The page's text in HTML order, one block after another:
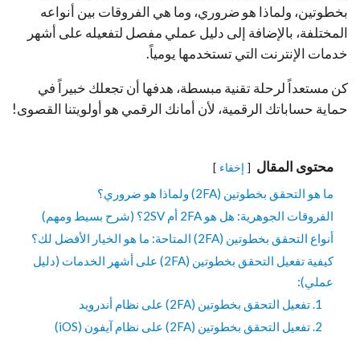
بخطوتين، ولماذا هو ضروري، وما هي الفروقات بين أنواعه
المختلفة، بالإضافة إلى دليل عملي مفصل لتفعيله على أشهر
خدمات الإنترنت التي تستخدمها يومياً.
كن مستعداً لرحلة تقنية مبسطة، هدفها أن تجعلك خبيراً في
حماية حساباتك الرقمية، لأن أمانك الرقمي هو أولويتنا القصوى!
محتوى المقال إخفاء
ما هو التحقق بخطوتين (2FA) ولماذا هو ضروري؟
الفروقات الجوهرية: هل هو 2FA أم 2SV؟ (شرح بسيط ومهم)
أنواع التحقق بخطوتين (2FA) المتاحة: ما هو الخيار الأفضل لك؟
كيفية تفعيل التحقق بخطوتين (2FA) على أشهر الخدمات (دليل
عملي):
1. تفعيل التحقق بخطوتين (2FA) على نظام أندرويد
2. تفعيل التحقق بخطوتين (2FA) على نظام آيفون (iOS)